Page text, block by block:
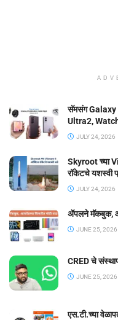
सॅमसंग
Ultra2,
JULY 24, 2026
Skyroot च्या
रॉकेटचे यशस्वी
JULY 24, 2026
ॲपलने मॅकबुक,
JUNE 25, 2026
CRED चे
JUNE 25, 2026
एस.टी.च्या